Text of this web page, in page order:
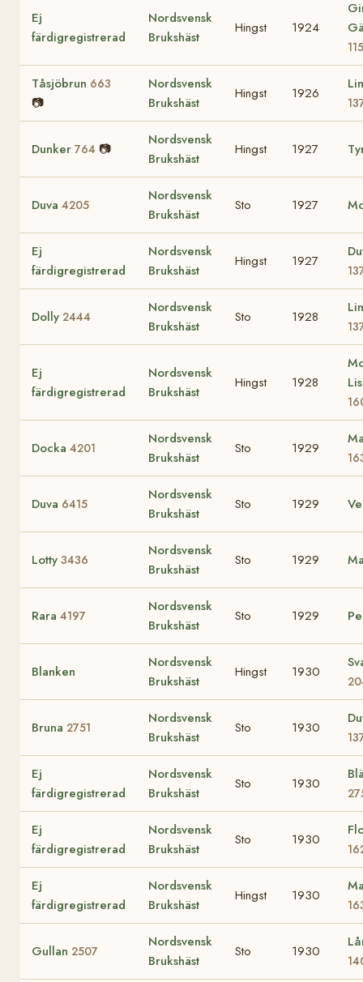
Ej
färdigregistrerad
Nordsvensk
Brukshäst
Hingst 1924
Tåsjöbrun 663
📷
Nordsvensk
Brukshäst
Hingst 1926
Dunker 764 📷
Nordsvensk
Brukshäst
Hingst 1927
Duva 4205
Nordsvensk
Brukshäst
Sto 1927
Ej
färdigregistrerad
Nordsvensk
Brukshäst
Hingst 1927
Dolly 2444
Nordsvensk
Brukshäst
Sto 1928
Ej
färdigregistrerad
Nordsvensk
Brukshäst
Hingst 1928
Docka 4201
Nordsvensk
Brukshäst
Sto 1929
Duva 6415
Nordsvensk
Brukshäst
Sto 1929
Lotty 3436
Nordsvensk
Brukshäst
Sto 1929
Rara 4197
Nordsvensk
Brukshäst
Sto 1929
Blanken
Nordsvensk
Brukshäst
Hingst 1930
Bruna 2751
Nordsvensk
Brukshäst
Sto 1930
Ej
färdigregistrerad
Nordsvensk
Brukshäst
Sto 1930
Ej
färdigregistrerad
Nordsvensk
Brukshäst
Sto 1930
Ej
färdigregistrerad
Nordsvensk
Brukshäst
Hingst 1930
Gullan 2507
Nordsvensk
Brukshäst
Sto 1930